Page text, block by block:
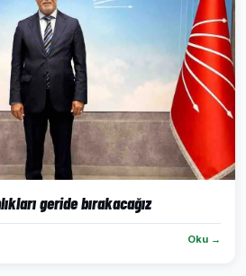
geride bırakacağız
Oku →